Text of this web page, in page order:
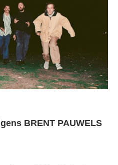
BRENT PAUWELS